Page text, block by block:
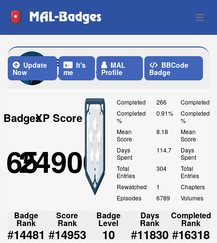
MAL-Badges Open
Salemasina
Last Update: Yesterday
Update
Now
It's
me
MAL
Profile
BBCode
Badge
Badges
65
XP Score
24900
Completed
266
Completed
%
0.91%
Mean
Score
8.18
Days
Spent
114.7
Total
Entries
304
Rewatched
1
Episodes
6789
Completed
Completed
%
Mean
Score
Days
Spent
Total
Entries
Chapters
Volumes
Badge
Rank
#14481
Score
Rank
#14953
Badge
Level
10
Days
Rank
#11830
Completed
Rank
#16318